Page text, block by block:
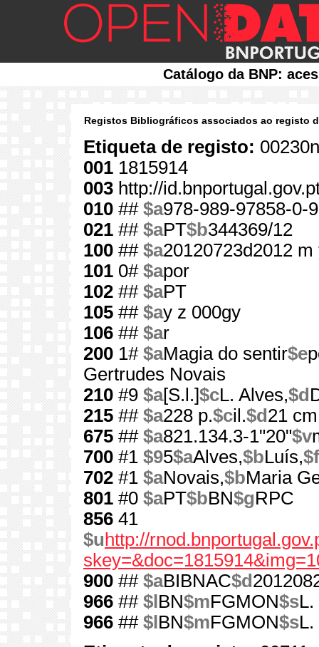
Catálogo da BNP:
Registos Bibliográficos associados ao registo
Etiqueta de registo:
001 1815914
003 http://
010 ## $a978-989-97858-0-9
021 ## $aPT$b344369/12
100 ## $a20120723d2012
101 0# $apor
102 ## $aPT
105 ## $ay z 000gy
106 ## $ar
200 1# $aMagia do sentir$e
Gertrudes Novais
210 #9 $a[S.l.]$cL. Alves,$d
215 ## $a228 p.$cil.$d 21 cm
675 ## $a821.134.3-1"20"$v
700 #1 $95$aAlves,$bLuís,$f
702 #1 $aNovais,$bMaria
801 #0 $aPT$bBN$gRPC
856 41
$u http://
900 ## $aBIBNAC$d
966 ## $l BN$mFGMON$sL.
966 ## $l BN$mFGMON$sL.